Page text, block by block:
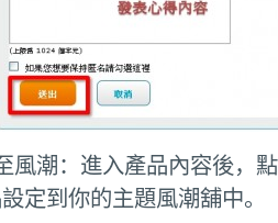
風潮：進入產品內容後，
定到你的主題風潮舖中。